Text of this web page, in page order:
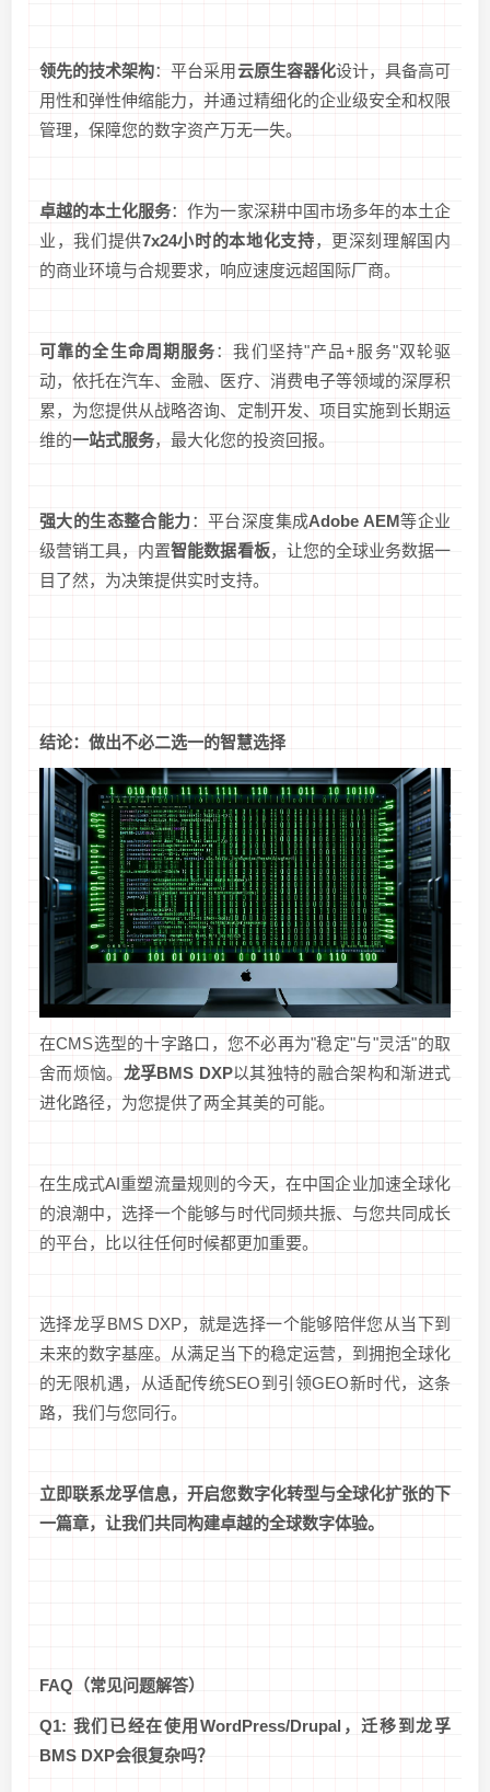
领先的技术架构：平台采用云原生容器化设计，具备高可
用性和弹性伸缩能力，并通过精细化的企业级安全和权限
管理，保障您的数字资产万无一失。
卓越的本土化服务：作为一家深耕中国市场多年的本土企
业，我们提供7x24小时的本地化支持，更深刻理解国内
的商业环境与合规要求，响应速度远超国际厂商。
可靠的全生命周期服务：我们坚持"产品+服务"双轮驱
动，依托在汽车、金融、医疗、消费电子等领域的深厚积
累，为您提供从战略咨询、定制开发、项目实施到长期运
维的一站式服务，最大化您的投资回报。
强大的生态整合能力：平台深度集成Adobe AEM等企业
级营销工具，内置智能数据看板，让您的全球业务数据一
目了然，为决策提供实时支持。
结论：做出不必二选一的智慧选择
在CMS选型的十字路口，您不必再为"稳定"与"灵活"的取
舍而烦恼。 龙孚BMS DXP以其独特的融合架构和渐进式
进化路径，为您提供了两全其美的可能。
在生成式AI重塑流量规则的今天，在中国企业加速全球化
的浪潮中，选择一个能够与时代同频共振、与您共同成长
的平台，比以往任何时候都更加重要。
选择龙孚BMS DXP，就是选择一个能够陪伴您从当下到
未来的数字基座。从满足当下的稳定运营，到拥抱全球化
的无限机遇，从适配传统SEO到引领GEO新时代，这条
路，我们与您同行。
立即联系龙孚信息，开启您数字化转型与全球化扩张的下
一篇章，让我们共同构建卓越的全球数字体验。
FAQ（常见问题解答）
Q1: 我们已经在使用WordPress/Drupal，迁移到龙孚
BMS DXP会很复杂吗？